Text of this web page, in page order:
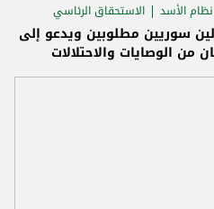
الأسد الاستحقاق الرئاسي
سوريين مطلوبين ويدعو إلى
من الوصايات والاحتلالات